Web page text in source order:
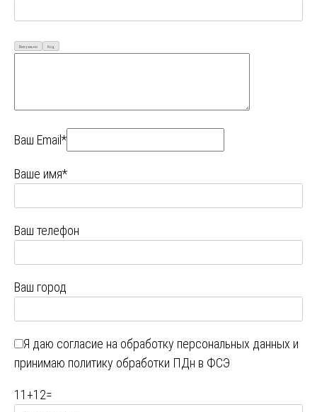
Визуально Код
Ваш Email*
Ваше имя*
Ваш телефон
Ваш город
Я даю согласие на обработку персональных данных и
принимаю политику обработки ПДн в ФСЭ
11 +12=